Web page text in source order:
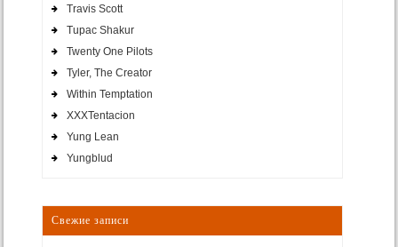
Travis Scott
Tupac Shakur
Twenty One Pilots
Tyler, The Creator
Within Temptation
XXXTentacion
Yung Lean
Yungblud
Свежие записи